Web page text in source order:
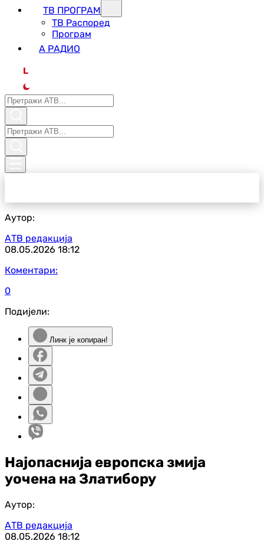
ТВ ПРОГРАМ
ТВ Распоред
Програм
А РАДИО
L
Аутор:
АТВ редакција
08.05.2026 18:12
Коментари:
0
Подијели:
Линк је копиран!
Најопаснија европска змија
уочена на Златибору
Аутор:
АТВ редакција
08.05.2026 18:12